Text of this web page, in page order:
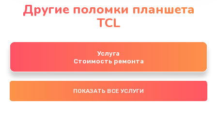
Другие поломки планшета
TCL
Услуга
Стоимость ремонта
ПОКАЗАТЬ ВСЕ УСЛУГИ